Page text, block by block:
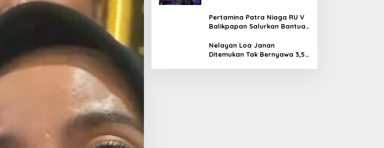
Pertamina Patra Niaga RU V
Balikpapan Salurkan Bantuan
Kilang
Nelayan Loa Janan
Ditemukan Tak Bernyawa 3,5